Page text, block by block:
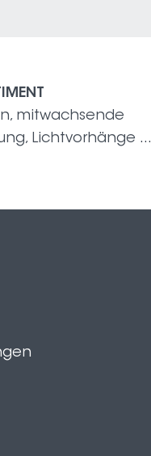
mitwachsende
Lichtvorhänge ...